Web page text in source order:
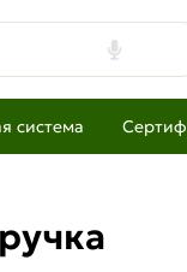
система